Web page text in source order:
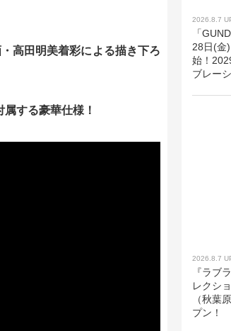
高田明美着彩による描き下ろ
する豪華仕様！
2026.8.7
「
28日(金
始！
ブレー
2026.8.7
『ラブ
レクシ
（秋葉
プン！